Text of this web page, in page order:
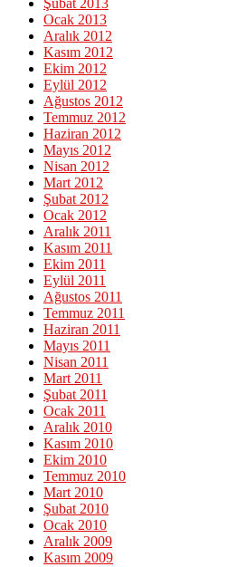
Şubat 2013
Ocak 2013
Aralık 2012
Kasım 2012
Ekim 2012
Eylül 2012
Ağustos 2012
Temmuz 2012
Haziran 2012
Mayıs 2012
Nisan 2012
Mart 2012
Şubat 2012
Ocak 2012
Aralık 2011
Kasım 2011
Ekim 2011
Eylül 2011
Ağustos 2011
Temmuz 2011
Haziran 2011
Mayıs 2011
Nisan 2011
Mart 2011
Şubat 2011
Ocak 2011
Aralık 2010
Kasım 2010
Ekim 2010
Temmuz 2010
Mart 2010
Şubat 2010
Ocak 2010
Aralık 2009
Kasım 2009